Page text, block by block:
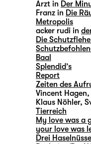
Arzt in Der
Franz in Die
Metropolis
acker rudi in
Die
Baal
Splendid’s
Report
Zeiten des
Vincent
Klaus Nöhler,
Tierreich
My love was a
your love was
Drei